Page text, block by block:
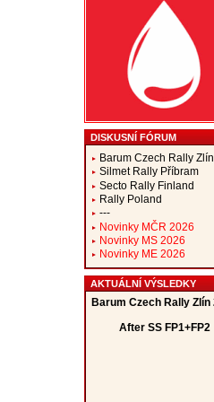
DISKUSNÍ FÓRUM
Barum Czech Rally Zlín
Silmet Rally Příbram
Secto Rally Finland
Rally Poland
---
Novinky MČR 2026
Novinky MS 2026
Novinky ME 2026
AKTUÁLNÍ VÝSLEDKY